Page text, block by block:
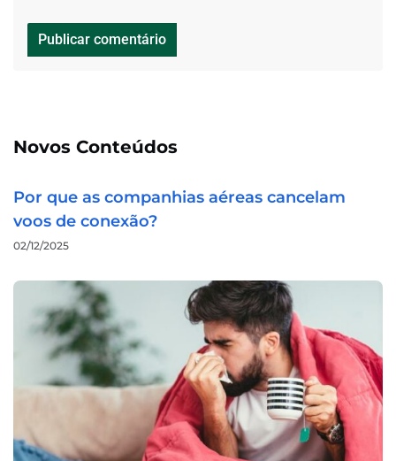
Novos Conteúdos
Por que as companhias aéreas cancelam
voos de conexão?
02/12/2025